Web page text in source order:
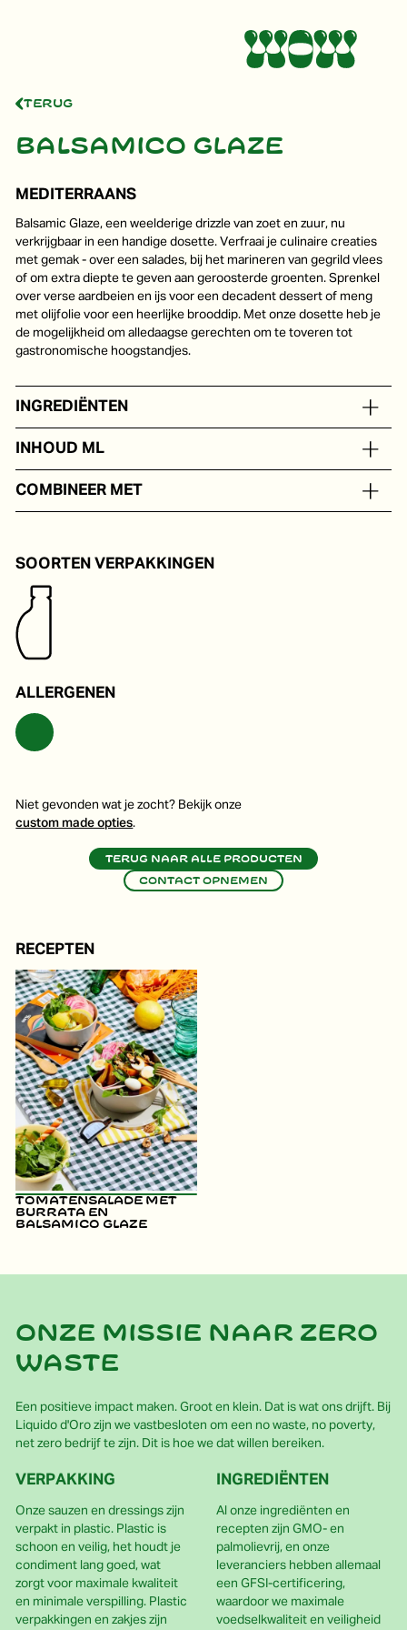
Terug
Balsamico glaze
MEDITERRAANS
Balsamic Glaze, een weelderige drizzle van zoet en zuur, nu
verkrijgbaar in een handige dosette. Verfraai je culinaire creaties
met gemak - over een salades, bij het marineren van gegrild vlees
of om extra diepte te geven aan geroosterde groenten. Sprenkel
over verse aardbeien en ijs voor een decadent dessert of meng
met olijfolie voor een heerlijke brooddip. Met onze dosette heb je
de mogelijkheid om alledaagse gerechten om te toveren tot
gastronomische hoogstandjes.
INGREDIËNTEN
INHOUD ML
COMBINEER MET
SOORTEN VERPAKKINGEN
ALLERGENEN
Niet gevonden wat je zocht? Bekijk onze
custom made opties.
Terug naar alle producten
Contact opnemen
RECEPTEN
Tomatensalade met
burrata en
balsamico glaze
Onze missie naar zero
waste
Een positieve impact maken. Groot en klein. Dat is wat ons drijft. Bij
Liquido d'Oro zijn we vastbesloten om een no waste, no poverty,
net zero bedrijf te zijn. Dit is hoe we dat willen bereiken.
VERPAKKING
Onze sauzen en dressings zijn
verpakt in plastic. Plastic is
schoon en veilig, het houdt je
condiment lang goed, wat
zorgt voor maximale kwaliteit
en minimale verspilling. Plastic
verpakkingen en zakjes zijn
INGREDIËNTEN
Al onze ingrediënten en
recepten zijn GMO- en
palmolievrij, en onze
leveranciers hebben allemaal
een GFSI-certificering,
waardoor we maximale
voedselkwaliteit en veiligheid